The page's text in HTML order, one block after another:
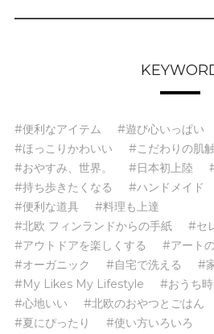
#便利なアイテム #遊び心いっぱい
#ほっこりかわいい
#こだわりの肌
#おやすみ、世界。
#日本初上陸
#持ち歩きたくなる
#ハンドメイド
#便利な道具
#料理も上達
#北欧 フィンランドからの手紙
#セ
#アウトドアを楽しくする
#アート
#オーガニック
#自宅で洗える
#
#My Likes My Lifestyle
#おうち
#心地いい
#北欧のおやつとごはん
#夏にぴったり
#使い方いろいろ